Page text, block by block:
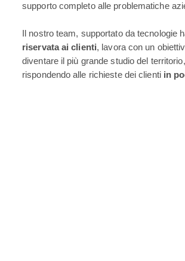
supporto completo alle problematiche
Il nostro team, supportato da tecnologie
riservata ai clienti, lavora con un
diventare il più grande studio del
rispondendo alle richieste dei clienti in